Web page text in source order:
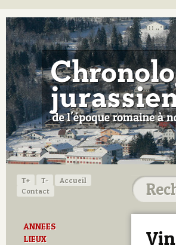
T+ T-
Accueil
Contact
ANNEES
LIEUX
Vin